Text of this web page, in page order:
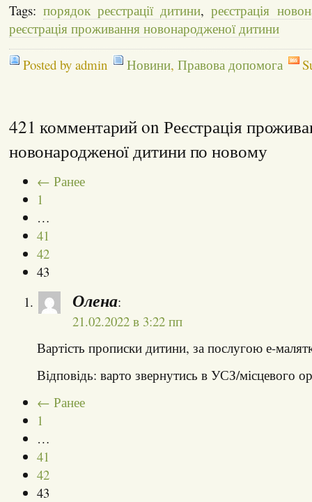
Tags: порядок реєстрації дитини,реєстрація
реєстрація проживання новонародженої дитини
Posted by admin Новини, Правова допомога
421 комментарий on Реєстрація
новонародженої дитини по новому
← Ранее
1
…
41
42
43
Олена:
21.02.2022 в 3:22 пп
Вартість прописки дитини, за послугою е-
Відповідь: варто звернутись в УСЗ/місцевого
← Ранее
1
…
41
42
43